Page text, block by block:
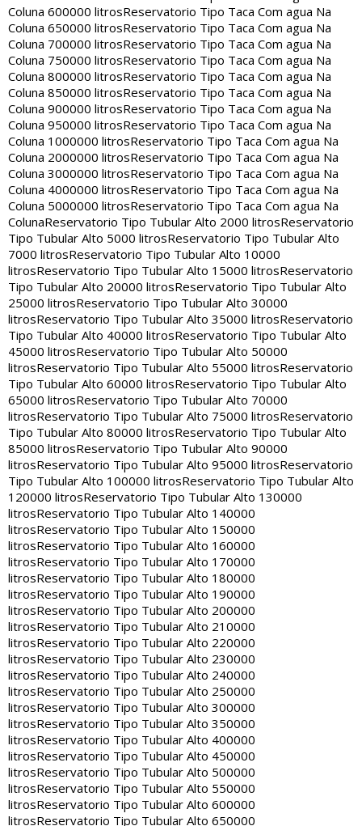
Coluna 600000 litrosReservatorio Tipo Taca Com agua Na
Coluna 650000 litrosReservatorio Tipo Taca Com agua Na
Coluna 700000 litrosReservatorio Tipo Taca Com agua Na
Coluna 750000 litrosReservatorio Tipo Taca Com agua Na
Coluna 800000 litrosReservatorio Tipo Taca Com agua Na
Coluna 850000 litrosReservatorio Tipo Taca Com agua Na
Coluna 900000 litrosReservatorio Tipo Taca Com agua Na
Coluna 950000 litrosReservatorio Tipo Taca Com agua Na
Coluna 1000000 litrosReservatorio Tipo Taca Com agua Na
Coluna 2000000 litrosReservatorio Tipo Taca Com agua Na
Coluna 3000000 litrosReservatorio Tipo Taca Com agua Na
Coluna 4000000 litrosReservatorio Tipo Taca Com agua Na
Coluna 5000000 litrosReservatorio Tipo Taca Com agua Na
ColunaReservatorio Tipo Tubular Alto 2000 litrosReservatorio
Tipo Tubular Alto 5000 litrosReservatorio Tipo Tubular Alto
7000 litrosReservatorio Tipo Tubular Alto 10000
litrosReservatorio Tipo Tubular Alto 15000 litrosReservatorio
Tipo Tubular Alto 20000 litrosReservatorio Tipo Tubular Alto
25000 litrosReservatorio Tipo Tubular Alto 30000
litrosReservatorio Tipo Tubular Alto 35000 litrosReservatorio
Tipo Tubular Alto 40000 litrosReservatorio Tipo Tubular Alto
45000 litrosReservatorio Tipo Tubular Alto 50000
litrosReservatorio Tipo Tubular Alto 55000 litrosReservatorio
Tipo Tubular Alto 60000 litrosReservatorio Tipo Tubular Alto
65000 litrosReservatorio Tipo Tubular Alto 70000
litrosReservatorio Tipo Tubular Alto 75000 litrosReservatorio
Tipo Tubular Alto 80000 litrosReservatorio Tipo Tubular Alto
85000 litrosReservatorio Tipo Tubular Alto 90000
litrosReservatorio Tipo Tubular Alto 95000 litrosReservatorio
Tipo Tubular Alto 100000 litrosReservatorio Tipo Tubular Alto
120000 litrosReservatorio Tipo Tubular Alto 130000
litrosReservatorio Tipo Tubular Alto 140000
litrosReservatorio Tipo Tubular Alto 150000
litrosReservatorio Tipo Tubular Alto 160000
litrosReservatorio Tipo Tubular Alto 170000
litrosReservatorio Tipo Tubular Alto 180000
litrosReservatorio Tipo Tubular Alto 190000
litrosReservatorio Tipo Tubular Alto 200000
litrosReservatorio Tipo Tubular Alto 210000
litrosReservatorio Tipo Tubular Alto 220000
litrosReservatorio Tipo Tubular Alto 230000
litrosReservatorio Tipo Tubular Alto 240000
litrosReservatorio Tipo Tubular Alto 250000
litrosReservatorio Tipo Tubular Alto 300000
litrosReservatorio Tipo Tubular Alto 350000
litrosReservatorio Tipo Tubular Alto 400000
litrosReservatorio Tipo Tubular Alto 450000
litrosReservatorio Tipo Tubular Alto 500000
litrosReservatorio Tipo Tubular Alto 550000
litrosReservatorio Tipo Tubular Alto 600000
litrosReservatorio Tipo Tubular Alto 650000